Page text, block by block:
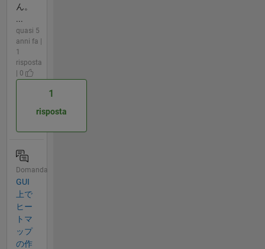
ん。
...
quasi 5
anni fa |
1
risposta
| 0
1
risposta
Domanda
GUI
上で
ヒー
トマ
ップ
の作